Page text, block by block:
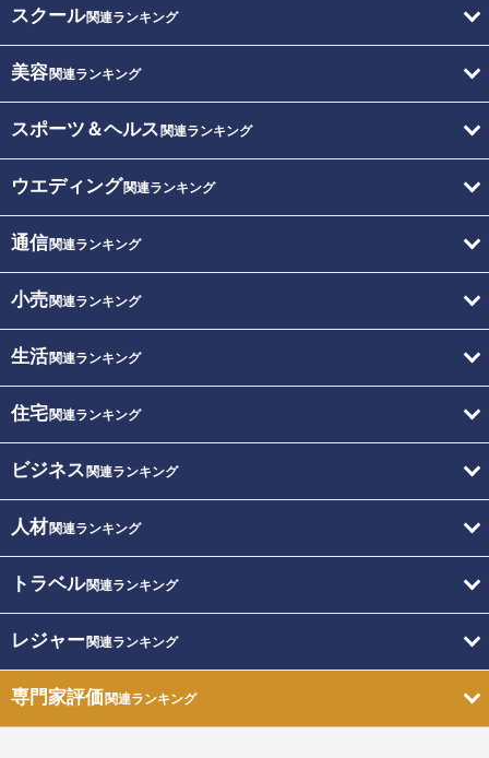
スクール関連ランキング
美容関連ランキング
スポーツ＆ヘルス 関連ランキング
ウエディング関連ランキング
通信関連ランキング
小売関連ランキング
生活関連ランキング
住宅関連ランキング
ビジネス 関連ランキング
人材関連ランキング
トラベル関連ランキング
レジャー関連ランキング
専門家評価関連ランキング